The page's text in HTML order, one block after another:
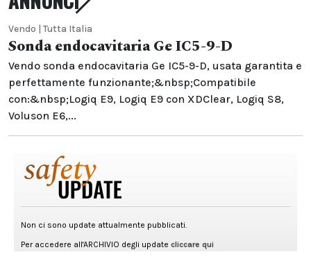
Vendo | Tutta Italia
Sonda endocavitaria Ge IC5-9-D
Vendo sonda endocavitaria Ge IC5-9-D, usata garantita e
perfettamente funzionante;&nbsp;Compatibile
con:&nbsp;Logiq E9, Logiq E9 con XDClear, Logiq S8,
Voluson E6,...